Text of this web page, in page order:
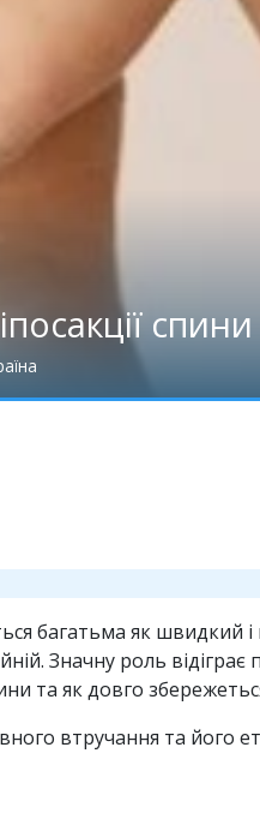
багатьма як швидкий
Значну роль
та як довго
втручання та його